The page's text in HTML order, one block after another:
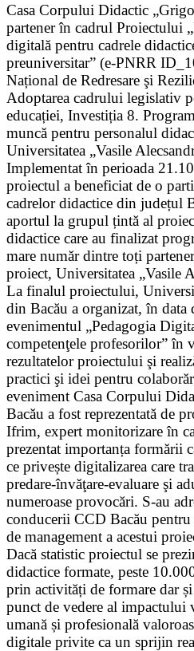
Casa Corpului Didactic
partener în cadrul Proiectului
digitală pentru cadrele
preuniversitar” (e-PNRR
Național de Redresare şi
Adoptarea cadrului legislativ
educației, Investiția 8.
muncă pentru personalul
Universitatea „Vasile
Implementat în perioada
proiectul a beneficiat de o
cadrelor didactice din județul
aportul la grupul țintă al
didactice care au finalizat
mare număr dintre toți
proiect, Universitatea „Vasile
La finalul proiectului,
din Bacău a organizat, în data
evenimentul „Pedagogia
competenţele profesorilor” în
rezultatelor proiectului şi
practici şi idei pentru
eveniment Casa Corpului
Bacău a fost reprezentată de
Ifrim, expert monitorizare în
prezentat importanța formării
ce privește digitalizarea care
predare-învăţare-evaluare şi
numeroase provocări. S-au
conducerii CCD Bacău
de management a acestui
Dacă statistic proiectul se
didactice formate, peste
prin activități de formare dar
punct de vedere al impactului
umană și profesională
digitale privite ca un sprijin